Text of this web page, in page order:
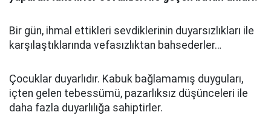
Bir gün, ihmal ettikleri sevdiklerinin duyarsızlıkları ile
karşılaştıklarında vefasızlıktan bahsederler…
Çocuklar duyarlıdır. Kabuk bağlamamış duyguları,
içten gelen tebessümü, pazarlıksız düşünceleri ile
daha fazla duyarlılığa sahiptirler.